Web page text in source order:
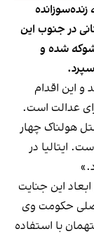
در جنوب این
شده و
و این اقدام
عدالت است.
هولناک چهار
ایتالیا در
این جنایت
حکومت وی
با استفاده